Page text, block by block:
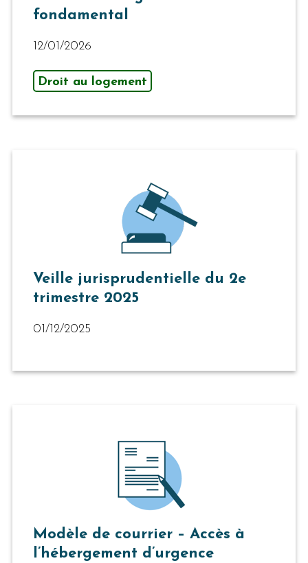
fondamental
12/01/2026
Droit au logement
Veille jurisprudentielle du 2e
trimestre 2025
01/12/2025
Modèle de courrier – Accès à
l’hébergement d’urgence